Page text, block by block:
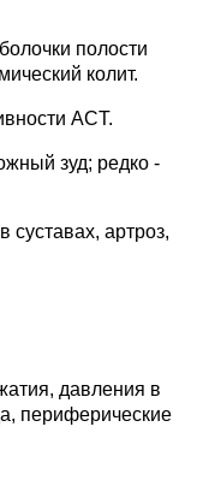
полости
колит.
ACT.
зуд; редко -
артроз,
давления в
периферические